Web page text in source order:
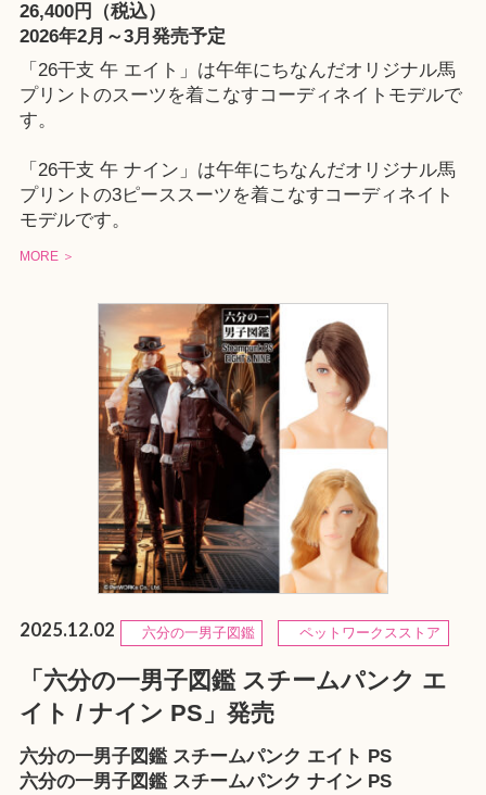
26,400円（税込）
2026年2月～3月発売予定
「26干支 午 エイト」は午年にちなんだオリジナル馬
プリントのスーツを着こなすコーディネイトモデルで
す。
「26干支 午 ナイン」は午年にちなんだオリジナル馬
プリントの3ピーススーツを着こなすコーディネイト
モデルです。
MORE ＞
2025.12.02 六分の一男子図鑑 ペットワークスストア
「六分の一男子図鑑 スチームパンク エ
イト / ナイン PS」発売
六分の一男子図鑑 スチームパンク エイト PS
六分の一男子図鑑 スチームパンク ナイン PS